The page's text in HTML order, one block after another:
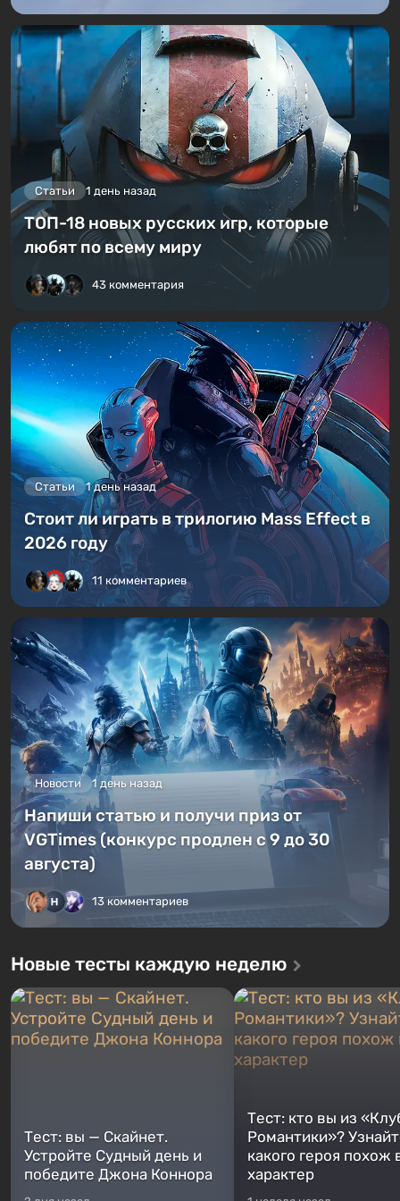
Статьи 1 день назад
ТОП-18 новых русских игр, которые
любят по всему миру
43 комментария
Статьи 1 день назад
Стоит ли играть в трилогию Mass Effect в
2026 году
11 комментариев
Новости 1 день назад
Напиши статью и получи приз от
VGTimes (конкурс продлен с 9 до 30
августа)
13 комментариев
Новые тесты каждую неделю
Тест: вы — Скайнет.
Устройте Судный день и
победите Джона Коннора
Тест: кто вы из
Романтики»?
какого героя похож
характер